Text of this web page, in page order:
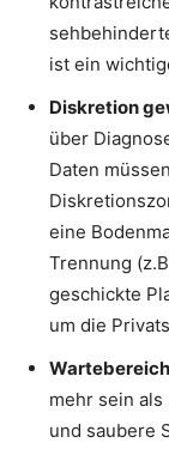
ist ein
Diskretion
über
Daten
eine
Trennung
geschickte
um die
mehr sein
und saubere